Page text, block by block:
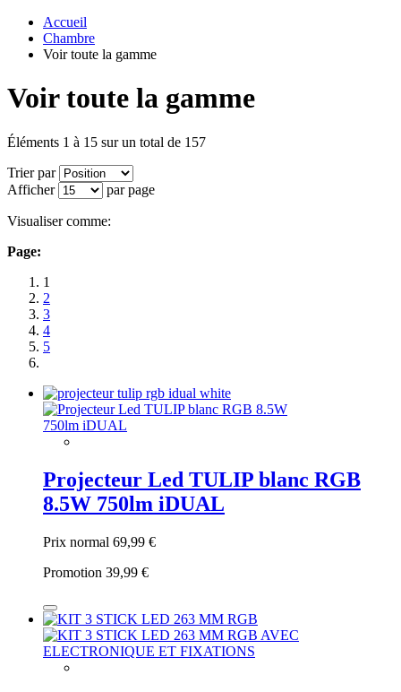
Accueil
Chambre
Voir toute la gamme
Voir toute la gamme
Éléments 1 à 15 sur un total de 157
Trier par
Afficher
par page
Visualiser comme:
Page:
1
2
3
4
5
Projecteur Led TULIP blanc RGB
8.5W 750lm iDUAL
Prix normal 69,99 €
Promotion 39,99 €